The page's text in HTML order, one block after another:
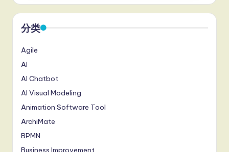
分类
Agile
AI
AI Chatbot
AI Visual Modeling
Animation Software Tool
ArchiMate
BPMN
Business Improvement